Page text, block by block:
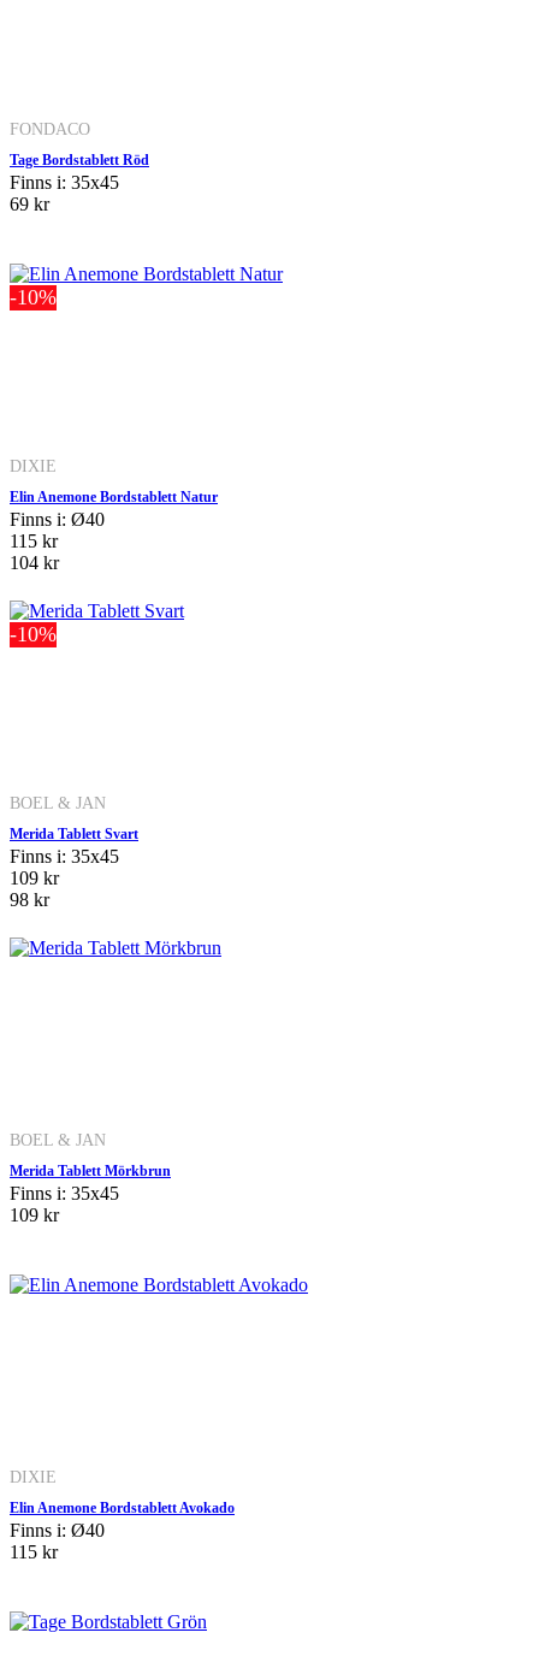
FONDACO
Tage Bordstablett Röd
Finns i: 35x45
69 kr
-10%
DIXIE
Elin Anemone Bordstablett Natur
Finns i: Ø40
115 kr
104 kr
-10%
BOEL & JAN
Merida Tablett Svart
Finns i: 35x45
109 kr
98 kr
BOEL & JAN
Merida Tablett Mörkbrun
Finns i: 35x45
109 kr
DIXIE
Elin Anemone Bordstablett Avokado
Finns i: Ø40
115 kr